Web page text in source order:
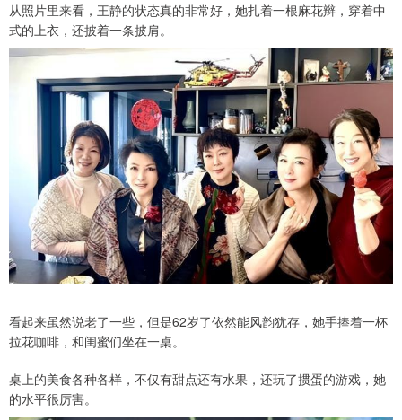
从照片里来看，王静的状态真的非常好，她扎着一根麻花辫，穿着中
式的上衣，还披着一条披肩。
看起来虽然说老了一些，但是62岁了依然能风韵犹存，她手捧着一杯
拉花咖啡，和闺蜜们坐在一桌。
桌上的美食各种各样，不仅有甜点还有水果，还玩了掼蛋的游戏，她
的水平很厉害。